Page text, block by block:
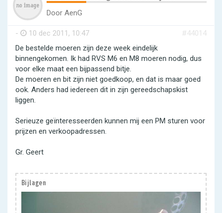
Door AenG
- 10 dec 2011, 10:47
#44014
De bestelde moeren zijn deze week eindelijk
binnengekomen. Ik had RVS M6 en M8 moeren nodig, dus
voor elke maat een bijpassend bitje.
De moeren en bit zijn niet goedkoop, en dat is maar goed
ook. Anders had iedereen dit in zijn gereedschapskist
liggen.
Serieuze geïnteresseerden kunnen mij een PM sturen voor
prijzen en verkoopadressen.
Gr. Geert
Bijlagen